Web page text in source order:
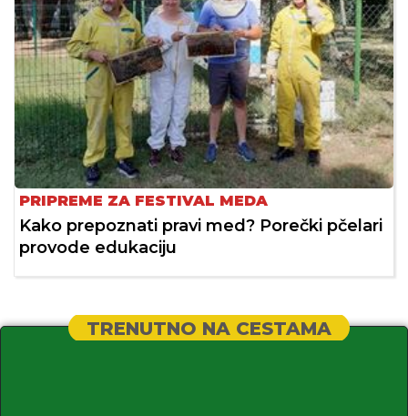
PRIPREME ZA FESTIVAL MEDA
Kako prepoznati pravi med? Porečki pčelari
provode edukaciju
TRENUTNO NA CESTAMA